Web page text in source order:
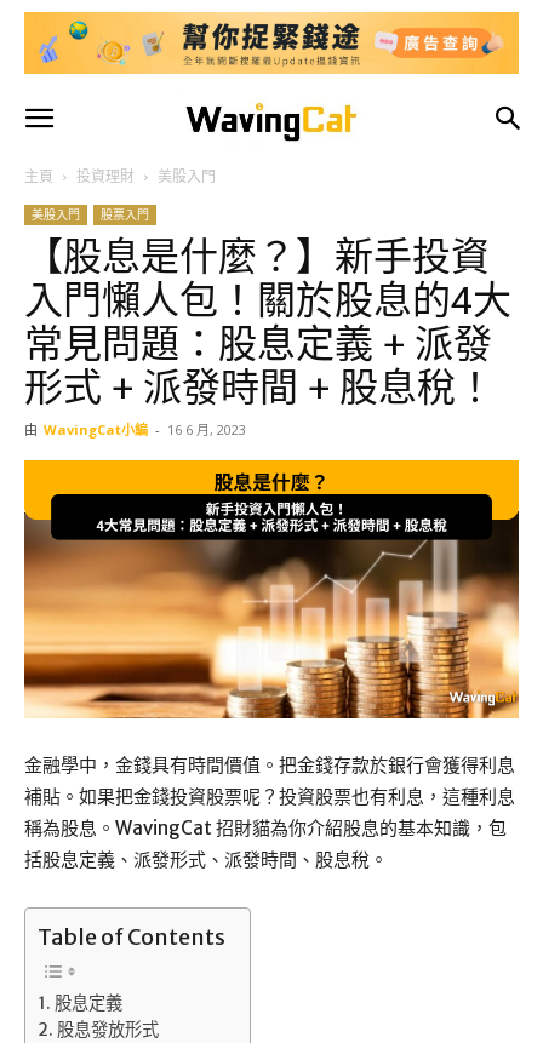
主頁 投資理財 美股入門
美股入門 股票入門
【股息是什麼？】新手投資
入門懶人包！關於股息的4大
常見問題：股息定義 + 派發
形式 + 派發時間 + 股息稅！
由 WavingCat小編 - 16 6 月, 2023
金融學中，金錢具有時間價值。把金錢存款於銀行會獲得利息
補貼。如果把金錢投資股票呢？投資股票也有利息，這種利息
稱為股息。WavingCat 招財貓為你介紹股息的基本知識，包
括股息定義、派發形式、派發時間、股息稅。
Table of Contents
股息定義
股息發放形式